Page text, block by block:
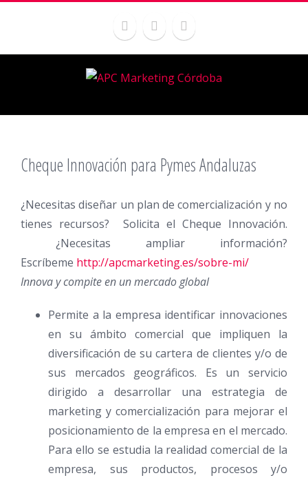
Cheque Innovación para Pymes Andaluzas
¿Necesitas diseñar un plan de comercialización y no
tienes recursos? Solicita el Cheque Innovación.
¿Necesitas ampliar información?
Escríbeme http://apcmarketing.es/sobre-mi/
Innova y compite en un mercado global
Permite a la empresa identificar innovaciones
en su ámbito comercial que impliquen la
diversificación de su cartera de clientes y/o de
sus mercados geográficos. Es un servicio
dirigido a desarrollar una estrategia de
marketing y comercialización para mejorar el
posicionamiento de la empresa en el mercado.
Para ello se estudia la realidad comercial de la
empresa, sus productos, procesos y/o